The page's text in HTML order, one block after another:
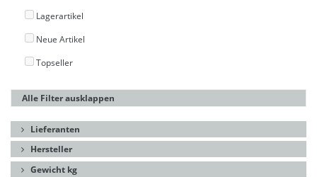
Lagerartikel
Neue Artikel
Topseller
Alle Filter ausklappen
Lieferanten
Hersteller
Gewicht kg